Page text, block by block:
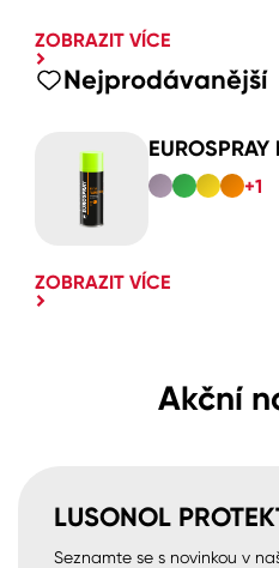
ZOBRAZIT VÍCE
Nejprodávanější
+1
ZOBRAZIT VÍCE
Akční
LUSONOL
Seznamte se s novinkou v